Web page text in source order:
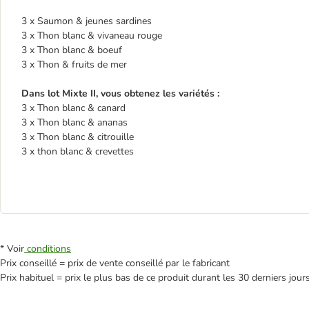
3 x Saumon & jeunes sardines
3 x Thon blanc & vivaneau rouge
3 x Thon blanc & boeuf
3 x Thon & fruits de mer
Dans lot Mixte II, vous obtenez les variétés :
3 x Thon blanc & canard
3 x Thon blanc & ananas
3 x Thon blanc & citrouille
3 x thon blanc & crevettes
* Voir conditions
Prix conseillé = prix de vente conseillé par le fabricant
Prix habituel = prix le plus bas de ce produit durant les 30 derniers